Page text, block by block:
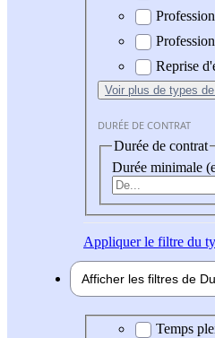
Reprise
Voir plus de types
DURÉE DE CONTRAT
Durée de contrat
Durée minimale
Appliquerle filtre du
Afficher les filtres de
Durée hebdomadaire
Temps